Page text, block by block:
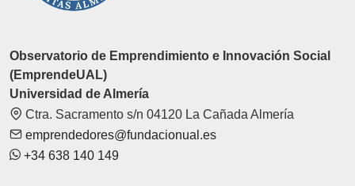
Observatorio de Emprendimiento e Innovación Social
(EmprendeUAL)
Universidad de Almería
Ctra. Sacramento s/n 04120 La Cañada Almería
emprendedores@fundacionual.es
+34 638 140 149